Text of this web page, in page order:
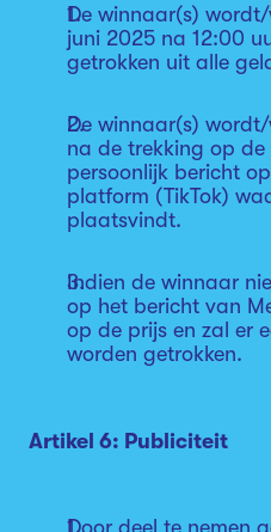
De winnaar(s)
juni 2025 na 12:00
getrokken uit alle
De winnaar(s)
na de trekking op
persoonlijk bericht
platform (TikTok)
plaatsvindt.
Indien de winnaar
op het bericht van
op de prijs en zal er
worden getrokken.
Artikel 6: Publiciteit
Door deel te nemen